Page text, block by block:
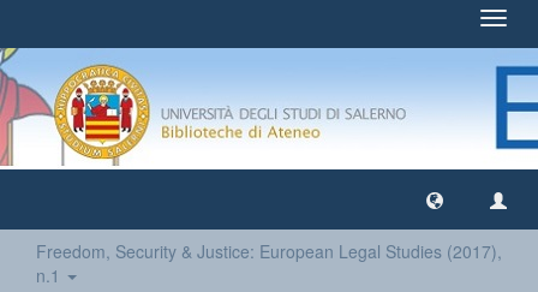
Freedom, Security & Justice: European Legal Studies (2017),
n.1